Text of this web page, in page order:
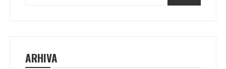
ARHIVA